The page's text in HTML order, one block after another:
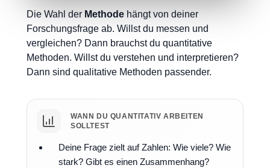
Die Wahl der Methode hängt von deiner
Forschungsfrage ab. Willst du messen und
vergleichen? Dann brauchst du quantitative
Methoden. Willst du verstehen und interpretieren?
Dann sind qualitative Methoden passender.
WANN DU QUANTITATIV ARBEITEN
SOLLTEST
Deine Frage zielt auf Zahlen: Wie viele? Wie
stark? Gibt es einen Zusammenhang?